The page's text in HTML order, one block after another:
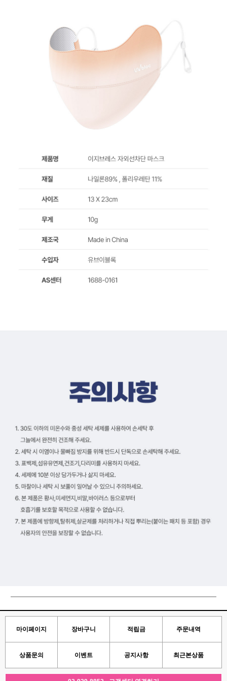
마이페이지 장바구니 적립금 주문내역
상품문의 이벤트 공지사항 최근본상품